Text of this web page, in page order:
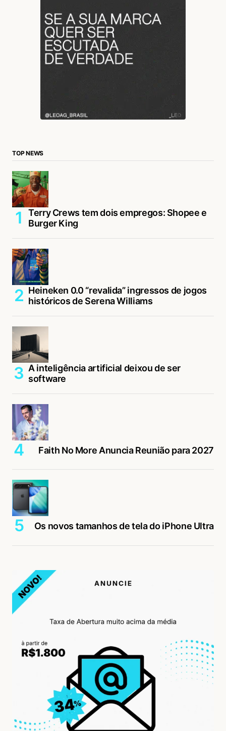
TOP NEWS
Terry Crews tem dois empregos: Shopee e
Burger King
Heineken 0.0 “revalida” ingressos de jogos
históricos de Serena Williams
A inteligência artificial deixou de ser
software
Faith No More Anuncia Reunião para 2027
Os novos tamanhos de tela do iPhone Ultra